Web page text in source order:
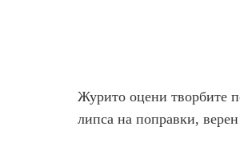
Журито оцени творбите
липса на поправки,